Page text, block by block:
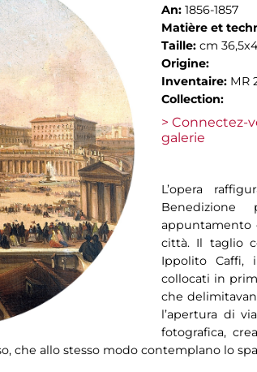
An: 1856-1857
Matière et
Taille: cm
Origine:
Inventaire: MR
Collection:
> Connectez-
galerie
L’opera
appuntamento
città. Il taglio
Ippolito Caffi,
collocati in
che
l’apertura di
fotografica,
che allo stesso modo contemplano lo